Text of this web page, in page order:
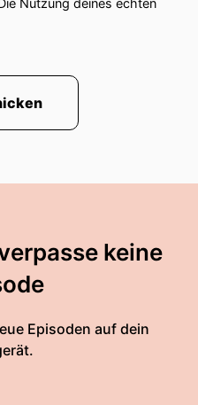
Nutzung deines echten
keine
Episoden auf dein